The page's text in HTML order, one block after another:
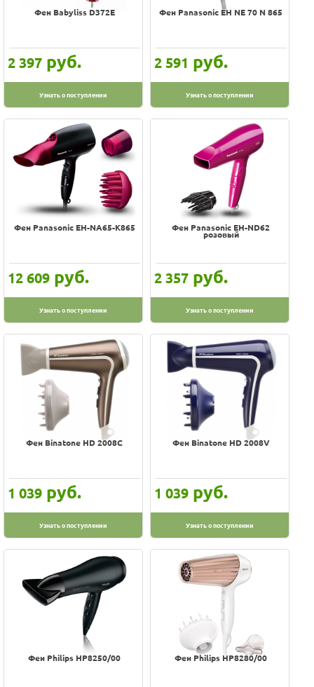
Фен Babyliss D372E
2 397 руб.
Узнать о поступлении
Фен Panasonic EH NE 70 N 865
2 591 руб.
Узнать о поступлении
Фен Panasonic EH-NA65-K865
12 609 руб.
Узнать о поступлении
Фен Panasonic EH-ND62
розовый
2 357 руб.
Узнать о поступлении
Фен Binatone HD 2008C
1 039 руб.
Узнать о поступлении
Фен Binatone HD 2008V
1 039 руб.
Узнать о поступлении
Фен Philips HP8250/00 Фен Philips HP8280/00